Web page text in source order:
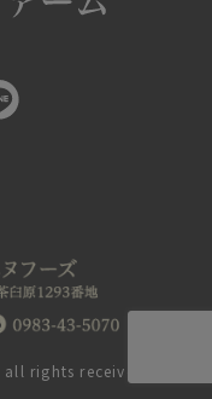
all rights received